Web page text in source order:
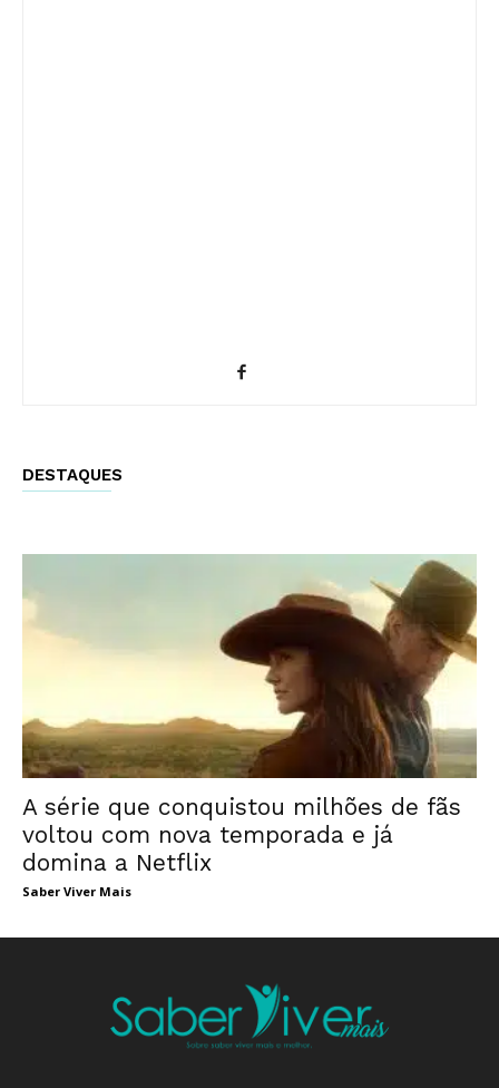
DESTAQUES
A série que conquistou milhões de fãs
voltou com nova temporada e já
domina a Netflix
Saber Viver Mais